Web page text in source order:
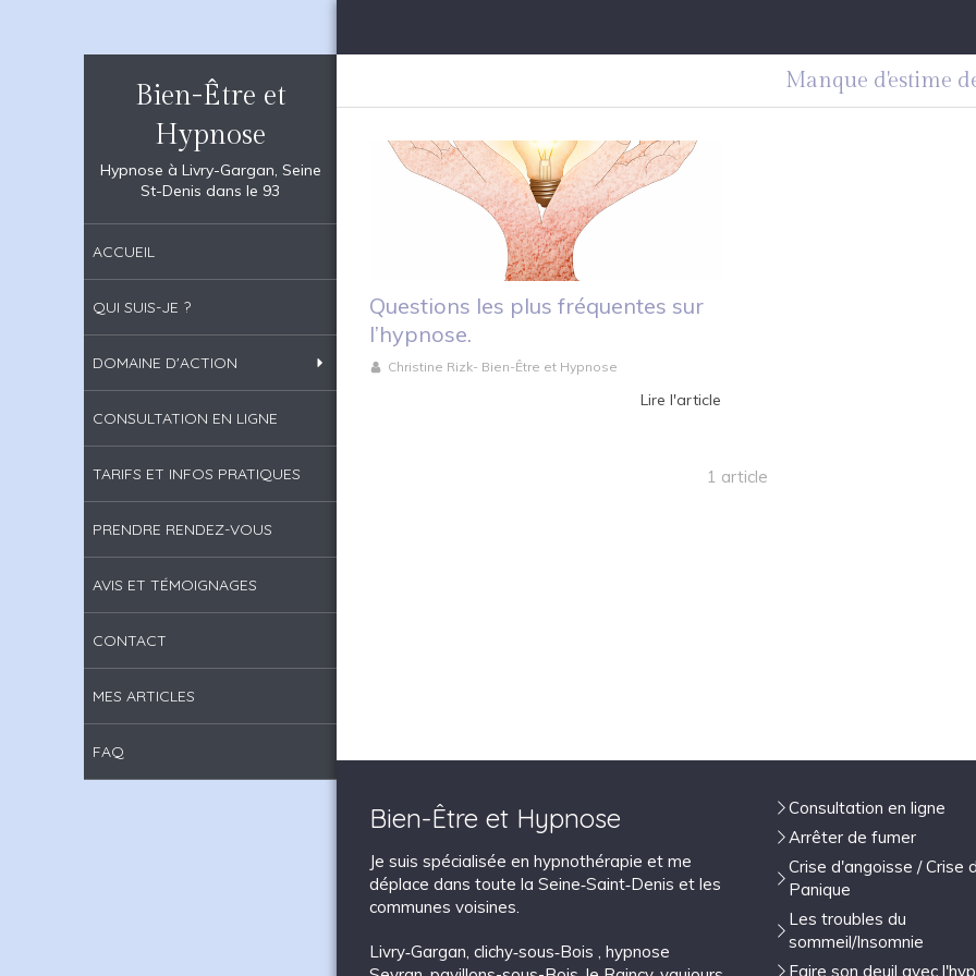
Bien-Être et
Hypnose
Hypnose à Livry-Gargan, Seine
St-Denis dans le 93
ACCUEIL
QUI SUIS-JE ?
DOMAINE D'ACTION
CONSULTATION EN LIGNE
TARIFS ET INFOS PRATIQUES
PRENDRE RENDEZ-VOUS
AVIS ET TÉMOIGNAGES
CONTACT
MES ARTICLES
FAQ
Manque d'estime
Questions les plus fréquentes sur
l’hypnose.
Christine Rizk- Bien-Être et Hypnose
Lire l'article
1 article
Bien-Être et Hypnose
Je suis spécialisée en hypnothérapie et me
déplace dans toute la Seine‑Saint‑Denis et les
communes voisines.
Livry‑Gargan,clichy‑sous‑Bois,hypnose
Consultation en ligne
Arrêter de fumer
Crise d'angoisse / Crise
Panique
Les troubles du
sommeil/Insomnie
Faire son deuil avec